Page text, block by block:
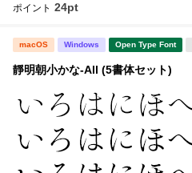
ポイント 24pt
macOS Windows Open Type Font
靜明朝小かな-All (5書体セット)